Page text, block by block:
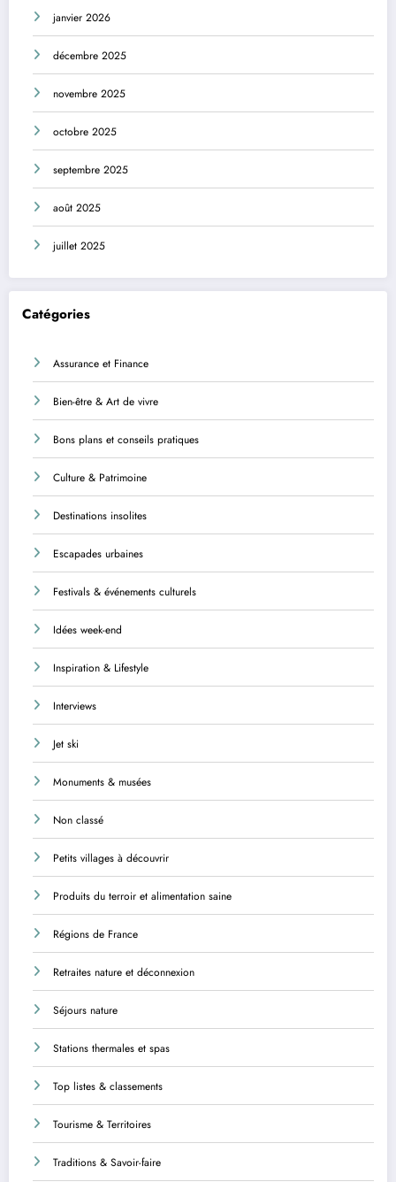
janvier 2026
décembre 2025
novembre 2025
octobre 2025
septembre 2025
août 2025
juillet 2025
Catégories
Assurance et Finance
Bien-être & Art de vivre
Bons plans et conseils pratiques
Culture & Patrimoine
Destinations insolites
Escapades urbaines
Festivals & événements culturels
Idées week-end
Inspiration & Lifestyle
Interviews
Jet ski
Monuments & musées
Non classé
Petits villages à découvrir
Produits du terroir et alimentation saine
Régions de France
Retraites nature et déconnexion
Séjours nature
Stations thermales et spas
Top listes & classements
Tourisme & Territoires
Traditions & Savoir-faire